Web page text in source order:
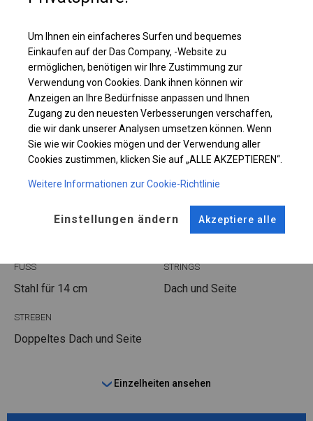
Plane ändern
KONSTRUKTION
ANSCHLÜSSE
Stahl ca.fi 54 mm
FUSS
Stahl für 14 cm
STRINGS
Dach und Seite
STREBEN
Doppeltes Dach und Seite
Einzelheiten ansehen
Um Ihnen ein einfacheres Surfen und bequemes
Einkaufen auf der Das Company, -Website zu
ermöglichen, benötigen wir Ihre Zustimmung zur
Verwendung von Cookies. Dank ihnen können wir
Anzeigen an Ihre Bedürfnisse anpassen und Ihnen
Zugang zu den neuesten Verbesserungen verschaffen,
die wir dank unserer Analysen umsetzen können. Wenn
Sie wie wir Cookies mögen und der Verwendung aller
Cookies zustimmen, klicken Sie auf „ALLE AKZEPTIEREN“.
Weitere Informationen zur Cookie-Richtlinie
Einstellungen ändern Akzeptiere alle